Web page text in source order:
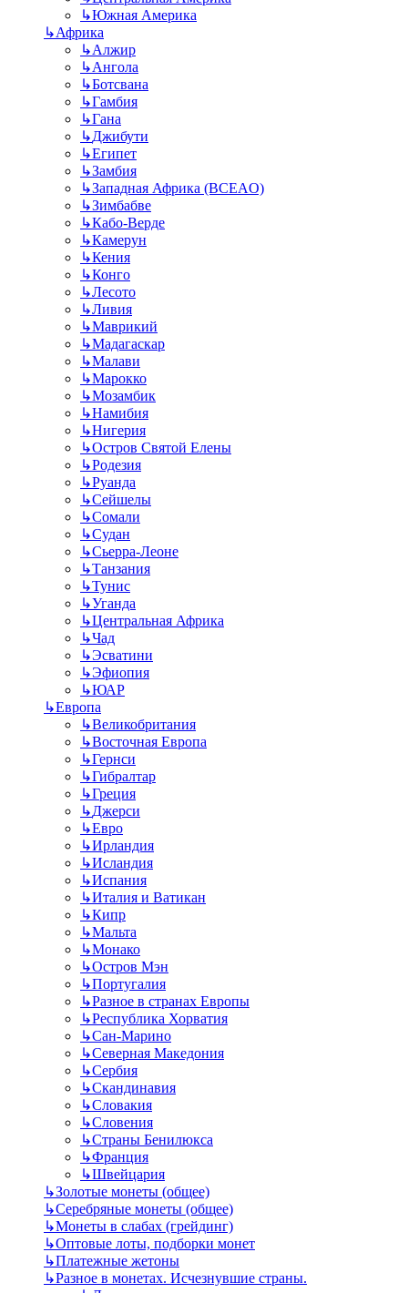
↳Южная Америка
↳Африка
↳Алжир
↳Ангола
↳Ботсвана
↳Гамбия
↳Гана
↳Джибути
↳Египет
↳Замбия
↳Западная Африка (BCEAO)
↳Зимбабве
↳Кабо-Верде
↳Камерун
↳Кения
↳Конго
↳Лесото
↳Ливия
↳Маврикий
↳Мадагаскар
↳Малави
↳Марокко
↳Мозамбик
↳Намибия
↳Нигерия
↳Остров Святой Елены
↳Родезия
↳Руанда
↳Сейшелы
↳Сомали
↳Судан
↳Сьерра-Леоне
↳Танзания
↳Тунис
↳Уганда
↳Центральная Африка
↳Чад
↳Эсватини
↳Эфиопия
↳ЮАР
↳Европа
↳Великобритания
↳Восточная Европа
↳Гернси
↳Гибралтар
↳Греция
↳Джерси
↳Евро
↳Ирландия
↳Исландия
↳Испания
↳Италия и Ватикан
↳Кипр
↳Мальта
↳Монако
↳Остров Мэн
↳Португалия
↳Разное в странах Европы
↳Республика Хорватия
↳Сан-Марино
↳Северная Македония
↳Сербия
↳Скандинавия
↳Словакия
↳Словения
↳Страны Бенилюкса
↳Франция
↳Швейцария
↳Золотые монеты (общее)
↳Серебряные монеты (общее)
↳Монеты в слабах (грейдинг)
↳Оптовые лоты, подборки монет
↳Платежные жетоны
↳Разное в монетах. Исчезнувшие страны.